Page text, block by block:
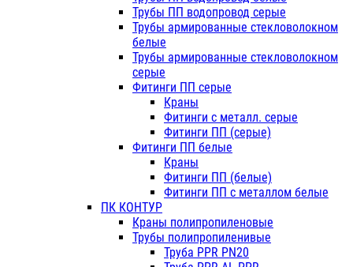
Трубы ПП водопровод серые
Трубы армированные стекловолокном
белые
Трубы армированные стекловолокном
серые
Фитинги ПП серые
Краны
Фитинги с металл. серые
Фитинги ПП (серые)
Фитинги ПП белые
Краны
Фитинги ПП (белые)
Фитинги ПП с металлом белые
ПК КОНТУР
Краны полипропиленовые
Трубы полипропиленивые
Труба PPR PN20